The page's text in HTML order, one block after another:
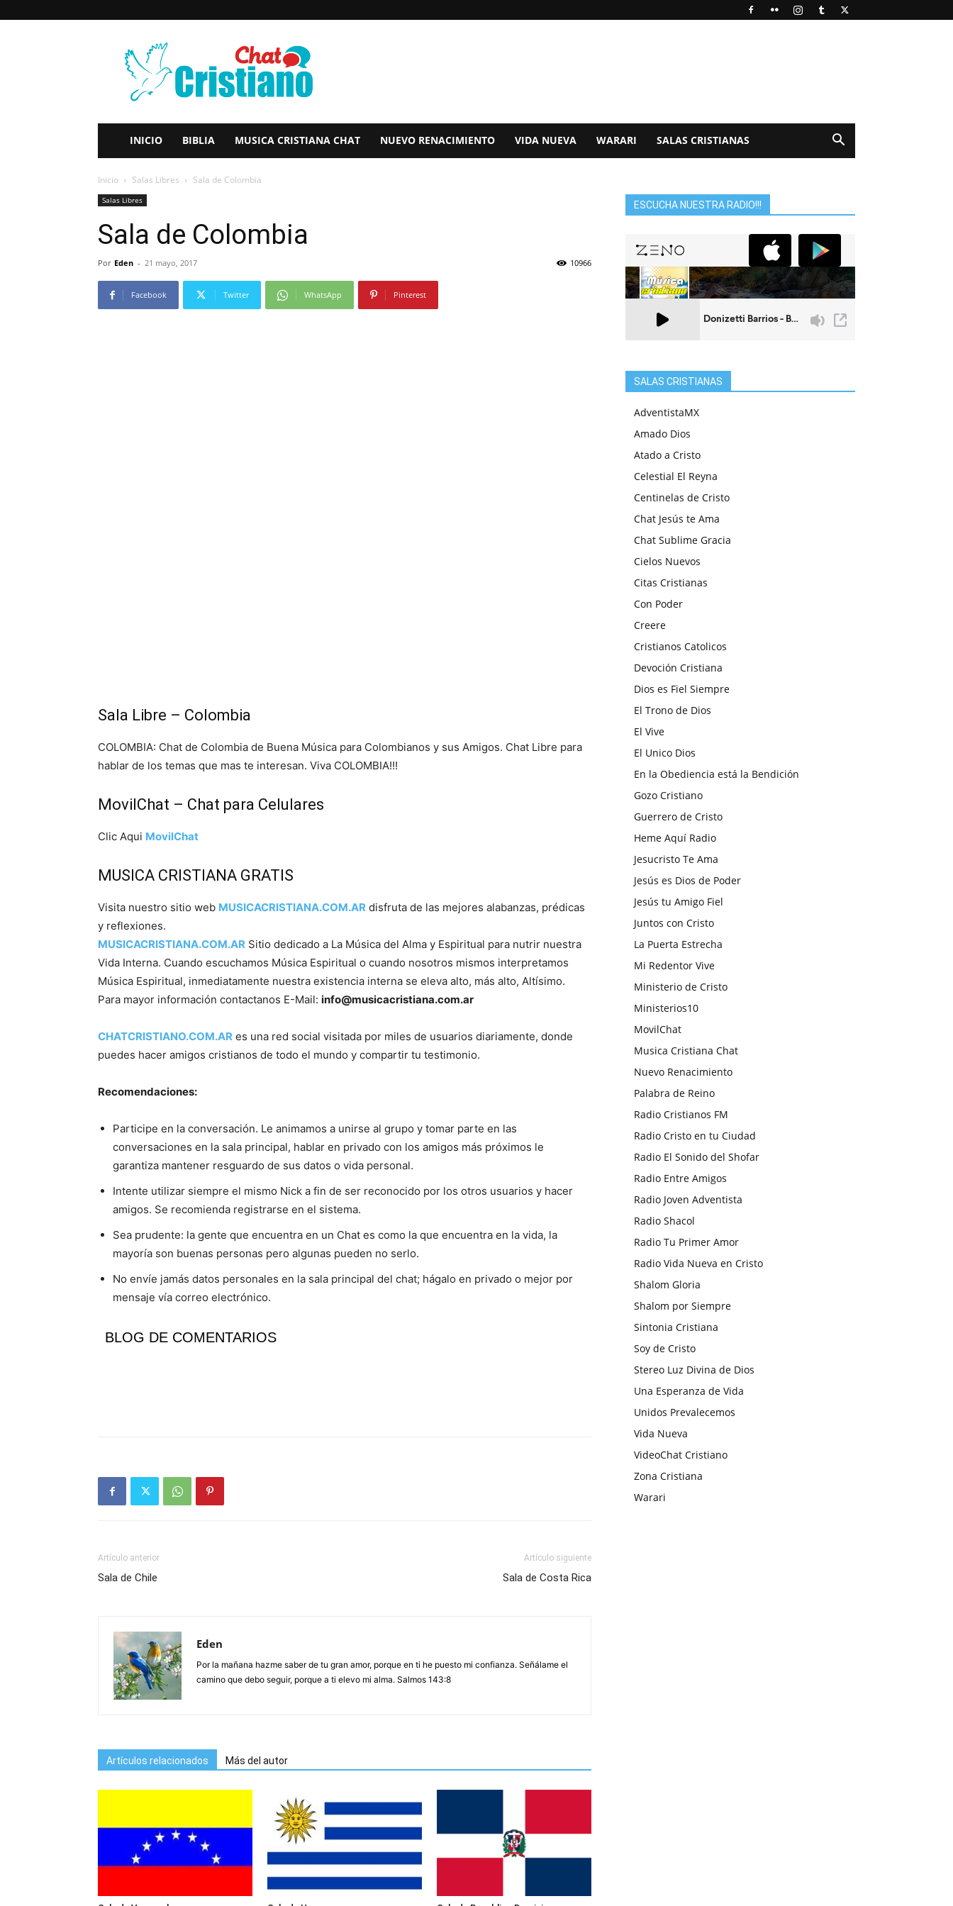
Chat
Cristiano
–
Multiples
Salas
de
Chat
INICIO BIBLIA MUSICA CRISTIANA CHAT NUEVO RENACIMIENTO VIDA NUEVA WARARI SALAS CRISTIANAS
Inicio Salas Libres Sala de Colombia
Salas Libres
Sala de Colombia
Por Eden - 21 mayo, 2017 10966
Facebook Twitter WhatsApp Pinterest
Sala Libre – Colombia
COLOMBIA: Chat de Colombia de Buena Música para Colombianos y sus Amigos. Chat Libre para
hablar de los temas que mas te interesan. Viva COLOMBIA!!!
MovilChat – Chat para Celulares
Clic Aqui MovilChat
MUSICA CRISTIANA GRATIS
Visita nuestro sitio web MUSICACRISTIANA.COM.AR disfruta de las mejores alabanzas, prédicas
y reflexiones.
MUSICACRISTIANA.COM.AR Sitio dedicado a La Música del Alma y Espiritual para nutrir nuestra
Vida Interna. Cuando escuchamos Música Espiritual o cuando nosotros mismos interpretamos
Música Espiritual, inmediatamente nuestra existencia interna se eleva alto, más alto, Altísimo.
Para mayor información contactanos E-Mail: info@musicacristiana.com.ar
CHATCRISTIANO.COM.AR es una red social visitada por miles de usuarios diariamente, donde
puedes hacer amigos cristianos de todo el mundo y compartir tu testimonio.
Recomendaciones:
Participe en la conversación. Le animamos a unirse al grupo y tomar parte en las
conversaciones en la sala principal, hablar en privado con los amigos más próximos le
garantiza mantener resguardo de sus datos o vida personal.
Intente utilizar siempre el mismo Nick a fin de ser reconocido por los otros usuarios y hacer
amigos. Se recomienda registrarse en el sistema.
Sea prudente: la gente que encuentra en un Chat es como la que encuentra en la vida, la
mayoría son buenas personas pero algunas pueden no serlo.
No envíe jamás datos personales en la sala principal del chat; hágalo en privado o mejor por
mensaje vía correo electrónico.
BLOG DE COMENTARIOS
Artículo anterior
Sala de Chile
Artículo siguiente
Sala de Costa Rica
Eden
Por la mañana hazme saber de tu gran amor, porque en ti he puesto mi confianza. Señálame el
camino que debo seguir, porque a ti elevo mi alma. Salmos 143:8
Artículos relacionados Más del autor
ESCUCHA NUESTRA RADIO!!!
SALAS CRISTIANAS
AdventistaMX
Amado Dios
Atado a Cristo
Celestial El Reyna
Centinelas de Cristo
Chat Jesús te Ama
Chat Sublime Gracia
Cielos Nuevos
Citas Cristianas
Con Poder
Creere
Cristianos Catolicos
Devoción Cristiana
Dios es Fiel Siempre
El Trono de Dios
El Vive
El Unico Dios
En la Obediencia está la Bendición
Gozo Cristiano
Guerrero de Cristo
Heme Aquí Radio
Jesucristo Te Ama
Jesús es Dios de Poder
Jesús tu Amigo Fiel
Juntos con Cristo
La Puerta Estrecha
Mi Redentor Vive
Ministerio de Cristo
Ministerios10
MovilChat
Musica Cristiana Chat
Nuevo Renacimiento
Palabra de Reino
Radio Cristianos FM
Radio Cristo en tu Ciudad
Radio El Sonido del Shofar
Radio Entre Amigos
Radio Joven Adventista
Radio Shacol
Radio Tu Primer Amor
Radio Vida Nueva en Cristo
Shalom Gloria
Shalom por Siempre
Sintonia Cristiana
Soy de Cristo
Stereo Luz Divina de Dios
Una Esperanza de Vida
Unidos Prevalecemos
Vida Nueva
VideoChat Cristiano
Zona Cristiana
Warari